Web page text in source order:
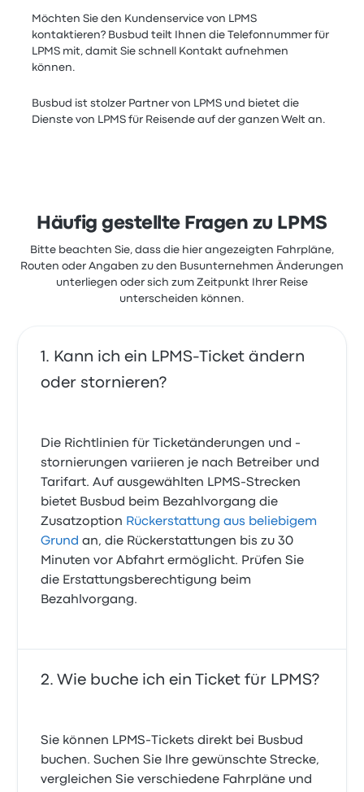
Möchten Sie den Kundenservice von LPMS
kontaktieren? Busbud teilt Ihnen die Telefonnummer für
LPMS mit, damit Sie schnell Kontakt aufnehmen
können.
Busbud ist stolzer Partner von LPMS und bietet die
Dienste von LPMS für Reisende auf der ganzen Welt an.
Häufig gestellte Fragen zu LPMS
Bitte beachten Sie, dass die hier angezeigten Fahrpläne,
Routen oder Angaben zu den Busunternehmen Änderungen
unterliegen oder sich zum Zeitpunkt Ihrer Reise
unterscheiden können.
Kann ich ein LPMS-Ticket ändern
oder stornieren?
Die Richtlinien für Ticketänderungen und -
stornierungen variieren je nach Betreiber und
Tarifart. Auf ausgewählten LPMS-Strecken
bietet Busbud beim Bezahlvorgang die
Zusatzoption Rückerstattung aus beliebigem
Grund an, die Rückerstattungen bis zu 30
Minuten vor Abfahrt ermöglicht. Prüfen Sie
die Erstattungsberechtigung beim
Bezahlvorgang.
Wie buche ich ein Ticket für LPMS?
Sie können LPMS-Tickets direkt bei Busbud
buchen. Suchen Sie Ihre gewünschte Strecke,
vergleichen Sie verschiedene Fahrpläne und